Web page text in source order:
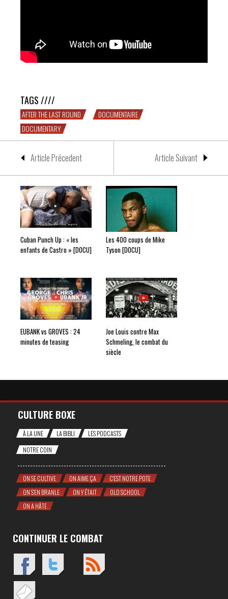
TAGS ////
AFTER THE LAST ROUND
DOCUMENTAIRE
DOCUMENTARY
Article Précedent Article Suivant
Cuban Punch Up : « les
enfants de Castro » [DOCU]
Les 400 coups de Mike
Tyson [DOCU]
EUBANK vs GROVES : 24
minutes de teasing
Joe Louis contre Max
Schmeling, le combat du
siècle
CULTURE BOXE
À LA UNE LA BIBLI
LES PODCASTS
NOTRE COIN
ON SE CULTIVE ON AIME ÇA
C'EST NOTRE POTE
ON S'EN BRANLE
ON Y ÉTAIT
OLD SCHOOL
ON A HÂTE
CONTINUER LE COMBAT